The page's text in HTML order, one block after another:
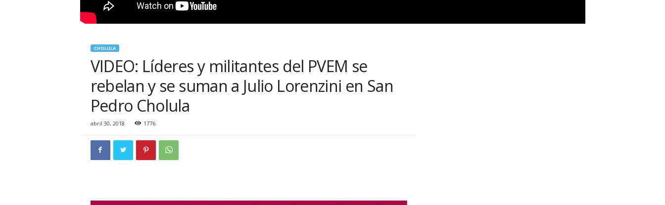
CHOLULA
VIDEO: Líderes y militantes del PVEM se
rebelan y se suman a Julio Lorenzini en San
Pedro Cholula
abril 30, 2018 1776